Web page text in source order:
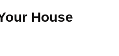
House